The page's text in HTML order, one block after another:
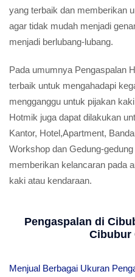
yang terbaik dan memberikan
agar tidak mudah menjadi
menjadi berlubang-lubang.
Pada umumnya Pengaspalan
terbaik untuk mengahadapi
mengganggu untuk pijakan
Hotmik juga dapat dilakukan
Kantor, Hotel,Apartment,
Workshop dan Gedung-
memberikan kelancaran pada
kaki atau kendaraan.
Pengaspalan di
Cibubur
Menjual Berbagai Ukuran